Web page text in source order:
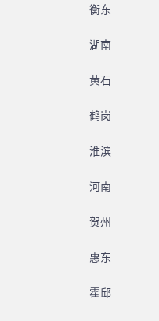
衡东
湖南
黄石
鹤岗
淮滨
河南
贺州
惠东
霍邱